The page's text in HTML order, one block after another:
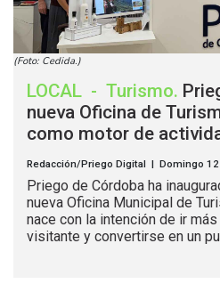
(Foto: Cedida.)
LOCAL - Turismo.
nueva Oficina de
como motor de
Redacción/Priego Digital | Domingo
Priego de Córdoba ha
nueva Oficina Municipal de
nace con la intención de ir
visitante y convertirse en un